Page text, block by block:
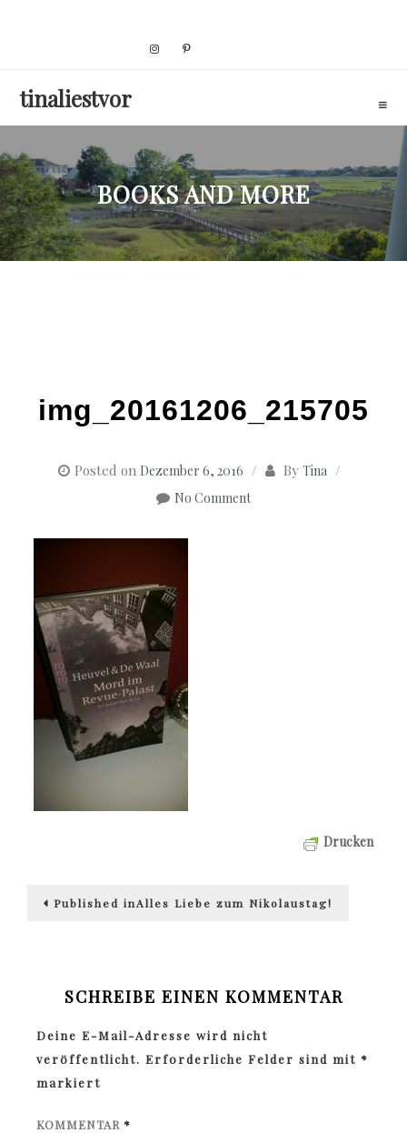
tinaliestvor
BOOKS AND MORE
img_20161206_215705
Posted on Dezember 6, 2016 By Tina
No Comment
Drucken
Beitragsnavigation
Published inAlles Liebe zum Nikolaustag!
SCHREIBE EINEN KOMMENTAR
Deine E-Mail-Adresse wird nicht
veröffentlicht. Erforderliche Felder sind mit *
markiert
KOMMENTAR *